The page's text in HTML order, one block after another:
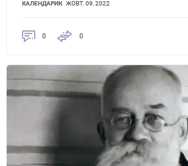
КАЛЕНДАРИК ЖОВТ. 09, 2022
0 0